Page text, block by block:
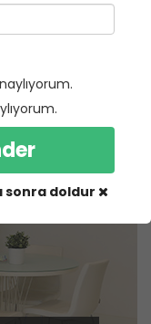
sonra doldur